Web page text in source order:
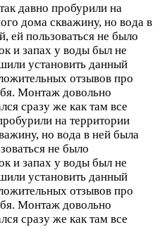
давно пробурили на
дома скважину, но вода в
ей пользоваться не было
и запах у воды был не
установить данный
отзывов про
Монтаж довольно
сразу же как там все
на территории
но вода в ней была
не было
и запах у воды был не
установить данный
отзывов про
Монтаж довольно
сразу же как там все